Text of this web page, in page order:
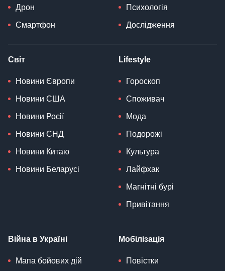
Дрон
Смартфон
Психологія
Дослідження
Світ
Новини Європи
Новини США
Новини Росії
Новини СНД
Новини Китаю
Новини Беларусі
Lifestyle
Гороскоп
Споживач
Мода
Подорожі
Культура
Лайфхак
Магнітні бурі
Привітання
Війна в Україні
Мапа бойових дій
Мобілізація
Повістки